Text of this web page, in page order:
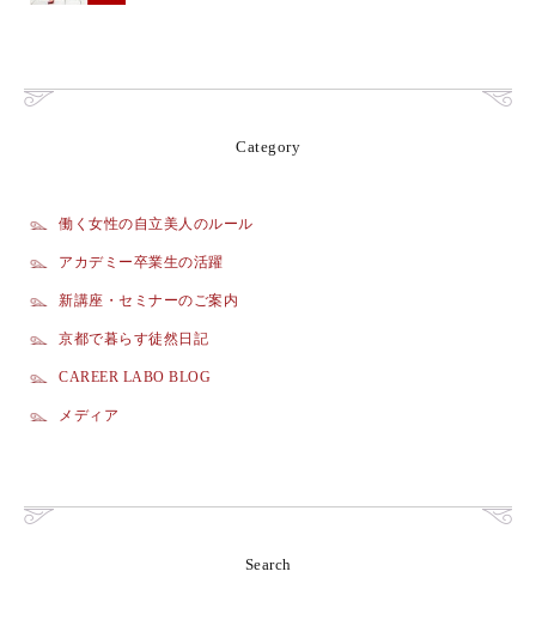
Category
働く女性の自立美人のルール
アカデミー卒業生の活躍
新講座・セミナーのご案内
京都で暮らす徒然日記
CAREER LABO BLOG
メディア
Search